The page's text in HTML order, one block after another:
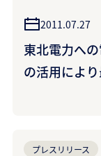
2011.07.27
東北電力へ
の活用によ
プレスリリース